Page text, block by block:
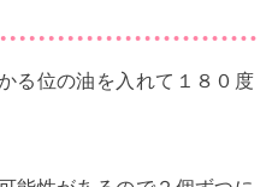
る位の油を入れて１８０度